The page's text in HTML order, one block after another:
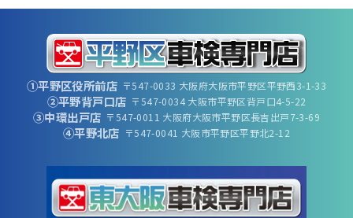
①平野区役所前店 〒547-0033 大阪府大阪市平野区平野西3-1-33
②平野背戸口店 〒547-0034 大阪市平野区背戸口4-5-22
③中環出戸店 〒547-0011 大阪府大阪市平野区長吉出戸7-3-69
④平野北店 〒547-0041 大阪市平野区平野北2-12